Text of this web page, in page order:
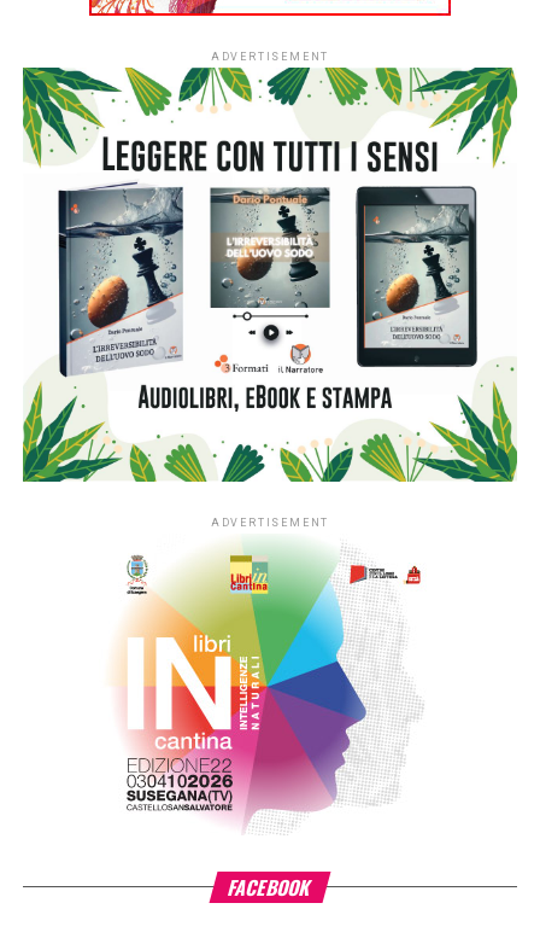
L’ingresso di tutti i nidi italiani segna una nuova fase per
#ioleggoperché che, dopo dieci anni al fianco delle
scuole, amplia il proprio raggio d’azione includendo anche i
servizi educativi per la primissima infanzia.
L’apertura nazionale è resa possibile grazie alsostegno
di Fondazione Cariplo, che dal 2022 ha accompagnato lo
sviluppo di #ioleggoperchéLAB-NIDI, il progetto
sperimentale dedicato ai nidi realizzato in Lombardia e
nelle province di Novara e Verbano-Cusio-Ossola,
territorio di riferimento della Fondazione. In quattro anni la
sperimentazione ha coinvolto fino a 350 asili nido situati
nei contesti più fragili di queste aree, contribuendo ad
libri nella quotidianità educativa. L’estensione del progetto
si inserisce nella cornice della sfida di mandato Anita –
L’infanzia prima di Fondazione Cariplo, che sostiene il
benessere dei bambini e delle bambine tra 0 e 6 anni, con
particolare attenzione alle situazioni di povertà e fragilità
sociale ed economica, promuovendo percorsi di crescita
individuale e lo sviluppo delle comunità educanti.
«L’estensione di #ioleggoperché a tutti gli asili nido
Giovanni Azzone, presidente Fondazione
–. L’esperienza ci ha confermato quanto la lettura